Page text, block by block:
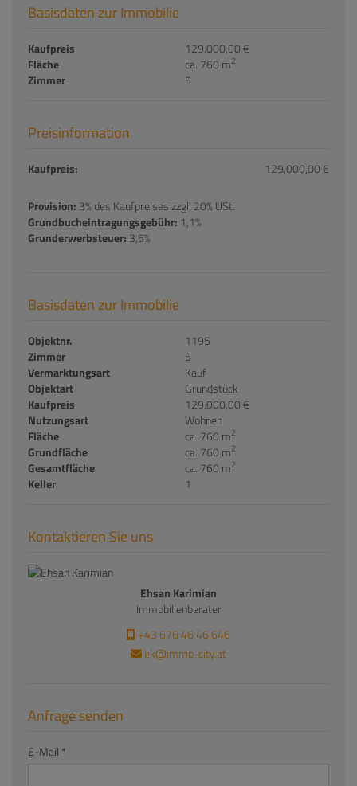
Basisdaten zur Immobilie
Kaufpreis
129.000,00 €
Fläche
ca. 760 m2
Zimmer 5
Preisinformation
Kaufpreis: 129.000,00 €
Provision: 3% des Kaufpreises zzgl. 20% USt.
Grundbucheintragungsgebühr: 1,1%
Grunderwerbsteuer: 3,5%
Basisdaten zur Immobilie
Objektnr.
1195
Zimmer
5
Vermarktungsart
Kauf
Objektart
Grundstück
Kaufpreis
129.000,00 €
Nutzungsart
Wohnen
Fläche
ca. 760 m2
Grundfläche ca. 760 m2
Gesamtfläche ca. 760 m2
Keller 1
Kontaktieren Sie uns
Ehsan Karimian
Immobilienberater
+43 676 46 46 646
ek@immo-city.at
Anfrage senden
E-Mail